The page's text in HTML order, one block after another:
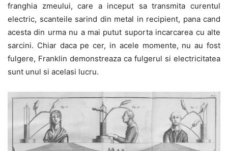
franghia zmeului, care a inceput sa transmita curentul
electric, scanteile sarind din metal in recipient, pana cand
acesta din urma nu a mai putut suporta incarcarea cu alte
sarcini. Chiar daca pe cer, in acele momente, nu au fost
fulgere, Franklin demonstreaza ca fulgerul si electricitatea
sunt unul si acelasi lucru.